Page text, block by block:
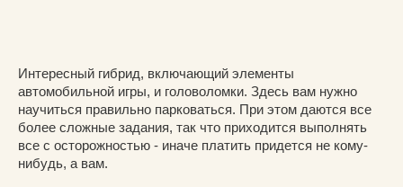
Интересный гибрид, включающий элементы
автомобильной игры, и головоломки. Здесь вам нужно
научиться правильно парковаться. При этом даются все
более сложные задания, так что приходится выполнять
все с осторожностью - иначе платить придется не кому-
нибудь, а вам.